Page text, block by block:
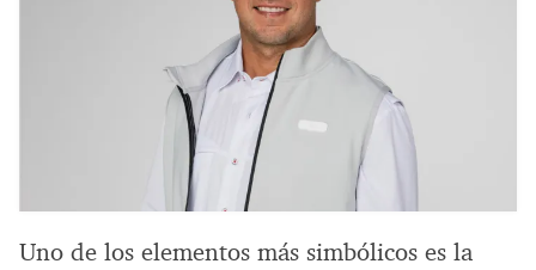
Uno de los elementos más simbólicos es la